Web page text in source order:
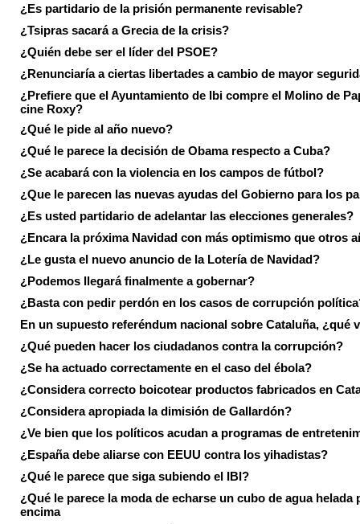
¿Es partidario de la prisión permanente revisable?
¿Tsipras sacará a Grecia de la crisis?
¿Quién debe ser el líder del PSOE?
¿Renunciaría a ciertas libertades a cambio de mayor
¿Prefiere que el Ayuntamiento de Ibi compre el Molino de
cine Roxy?
¿Qué le pide al año nuevo?
¿Qué le parece la decisión de Obama respecto a Cuba?
¿Se acabará con la violencia en los campos de fútbol?
¿Que le parecen las nuevas ayudas del Gobierno para los
¿Es usted partidario de adelantar las elecciones generales?
¿Encara la próxima Navidad con más optimismo que otros
¿Le gusta el nuevo anuncio de la Lotería de Navidad?
¿Podemos llegará finalmente a gobernar?
¿Basta con pedir perdón en los casos de corrupción
En un supuesto referéndum nacional sobre Cataluña, ¿qué
¿Qué pueden hacer los ciudadanos contra la corrupción?
¿Se ha actuado correctamente en el caso del ébola?
¿Considera correcto boicotear productos fabricados en
¿Considera apropiada la dimisión de Gallardón?
¿Ve bien que los políticos acudan a programas de
¿España debe aliarse con EEUU contra los yihadistas?
¿Qué le parece que siga subiendo el IBI?
¿Qué le parece la moda de echarse un cubo de agua helada
encima